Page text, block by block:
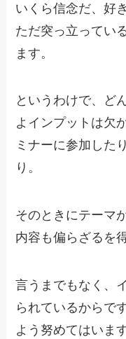
いくら信念だ、好
ただ突っ立ってい
ます。
というわけで、ど
よインプットは欠
ミナーに参加した
り。
そのときにテーマ
内容も偏らざるを
言うまでもなく、
られているからで
よう努めてはいま